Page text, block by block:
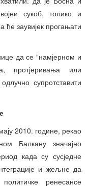
сукоб, толико и
ће заувијек прогањати
да се “намјерном и
протјеривања или
супротставити
2010. године, рекао
Балкану значајно
када су сусједне
и жељне да
ренесансе